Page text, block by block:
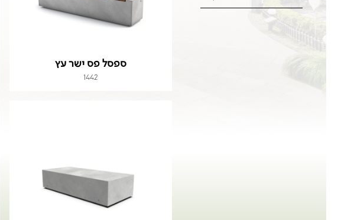
ספסל פס ישר עץ
1442